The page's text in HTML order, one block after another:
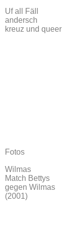
Uf all Fäll
andersch
kreuz und queer
Fotos
Wilmas
Match Bettys
gegen Wilmas
(2001)